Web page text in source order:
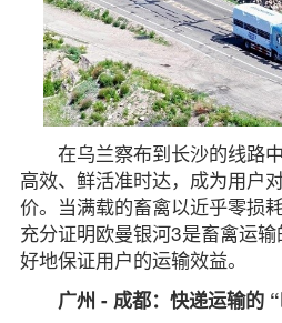
在乌兰察布到长沙的线路
高效、鲜活准时达，成为用户
价。当满载的畜禽以近乎零损
充分证明欧曼银河3是畜禽运输
好地保证用户的运输效益。
广州 - 成都：快递运输的